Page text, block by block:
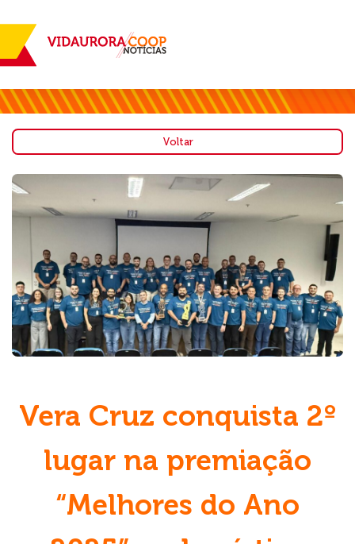
Voltar
Vera Cruz conquista 2º
lugar na premiação
“Melhores do Ano